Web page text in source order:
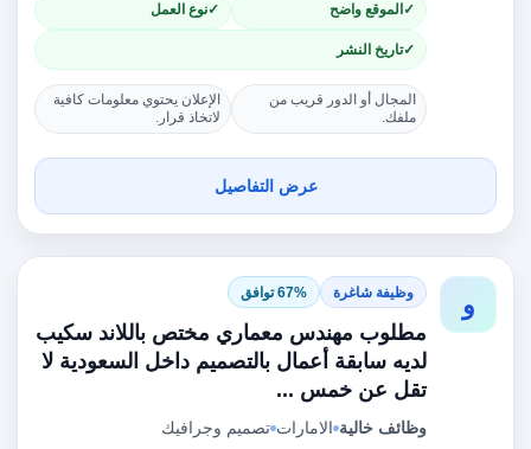
الموقع واضح نوع العمل
تاريخ النشر
المجال أو الدور قريب من
ملفك.
الإعلان يحتوي معلومات كافية
لاتخاذ قرار.
عرض التفاصيل
و وظيفة شاغرة 67% توافق
مطلوب مهندس معماري مختص باللاند سكيب
لديه سابقة أعمال بالتصميم داخل السعودية لا
تقل عن خمس ...
وظائف خالية الامارات تصميم وجرافيك